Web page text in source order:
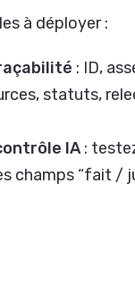
à déployer :
: ID,
statuts,
IA:
champs “fait /